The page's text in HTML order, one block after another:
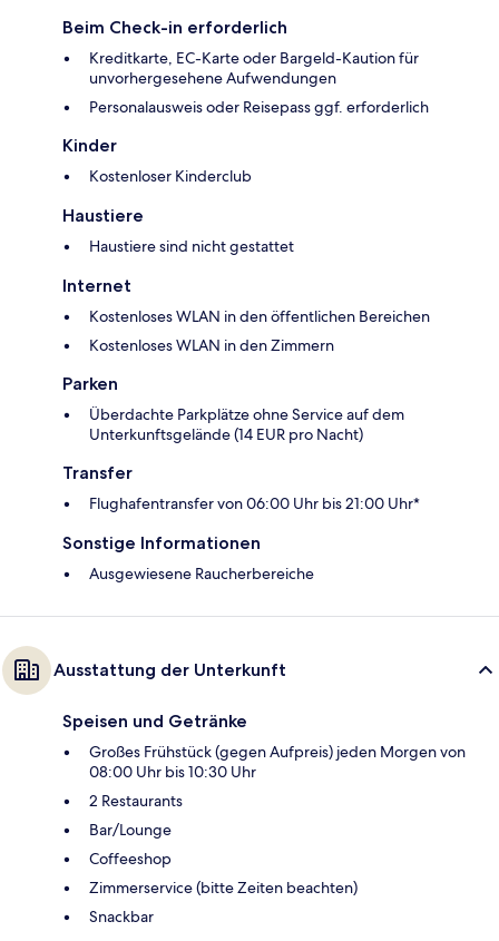
Beim Check-in erforderlich
Kreditkarte, EC-Karte oder Bargeld-Kaution für
unvorhergesehene Aufwendungen
Personalausweis oder Reisepass ggf. erforderlich
Kinder
Kostenloser Kinderclub
Haustiere
Haustiere sind nicht gestattet
Internet
Kostenloses WLAN in den öffentlichen Bereichen
Kostenloses WLAN in den Zimmern
Parken
Überdachte Parkplätze ohne Service auf dem
Unterkunftsgelände (14 EUR pro Nacht)
Transfer
Flughafentransfer von 06:00 Uhr bis 21:00 Uhr*
Sonstige Informationen
Ausgewiesene Raucherbereiche
Ausstattung der Unterkunft
Speisen und Getränke
Großes Frühstück (gegen Aufpreis) jeden Morgen von
08:00 Uhr bis 10:30 Uhr
2 Restaurants
Bar/Lounge
Coffeeshop
Zimmerservice (bitte Zeiten beachten)
Snackbar